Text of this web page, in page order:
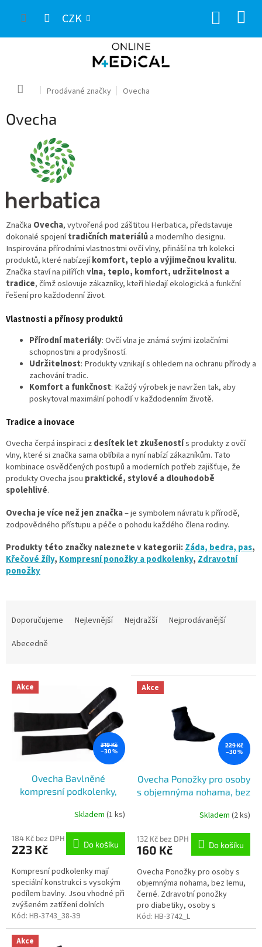
CZK
Domů Prodávané značky Ovecha
Ovecha
Značka Ovecha, vytvořená pod záštitou Herbatica, představuje
dokonalé spojenítradičních materiálůa moderního designu.
Inspirována přírodními vlastnostmi ovčí vlny, přináší na trh kolekci
produktů, které nabízejíkomfort, teplo a výjimečnou kvalitu.
Značka staví na pilíříchvlna, teplo, komfort, udržitelnost a
tradice, čímž oslovuje zákazníky, kteří hledají ekologická a funkční
řešení pro každodenní život.
Vlastnosti a přínosy produktů
Přírodní materiály: Ovčí vlna je známá svými izolačními
schopnostmi a prodyšností.
Udržitelnost: Produkty vznikají s ohledem na ochranu přírody a
zachování tradic.
Komfort a funkčnost: Každý výrobek je navržen tak, aby
poskytoval maximální pohodlí v každodenním životě.
Tradice a inovace
Ovecha čerpá inspiraci zdesítek let zkušenostís produkty z ovčí
vlny, které si značka sama oblíbila a nyní nabízí zákazníkům. Tato
kombinace osvědčených postupů a moderních potřeb zajišťuje, že
produkty Ovecha jsou praktické, stylové a dlouhodobě
spolehlivé.
Ovecha je více než jen značka– je symbolem návratu k přírodě,
zodpovědného přístupu a péče o pohodu každého člena rodiny.
Produkty této značky naleznete v kategorii:Záda, bedra, pas,
Křečové žíly, Kompresní ponožky a podkolenky, Zdravotní
ponožky
p
Doporučujeme Nejlevnější Nejdražší
Nejprodávanější
Abecedně
V Akce
319 Kč
–30 %
Ovecha Bavlněné
kompresní podkolenky,
Skladem (1 ks)
184 Kč bez DPH
223 Kč Do košíku
Kompresní podkolenky mají
speciální konstrukci s vysokým
podílem bavlny. Jsou vhodné při
zvýšeném zatížení dolních
končetin, působí jako prevence
proti křečovým žilám,
pozitivně...
Kód: HB-3743_38-39
Akce
229 Kč
–30 %
Ovecha Ponožky pro osoby
s objemnýma nohama, bez
Skladem (2 ks)
132 Kč bez DPH
160 Kč Do košíku
Ovecha Ponožky pro osoby s
objemnýma nohama, bez lemu,
černé. Zdravotní ponožky
pro diabetiky, osoby s
trombózou a osoby s
objemnýma nohama. Zdravotní
Kód: HB-3742_L
Akce